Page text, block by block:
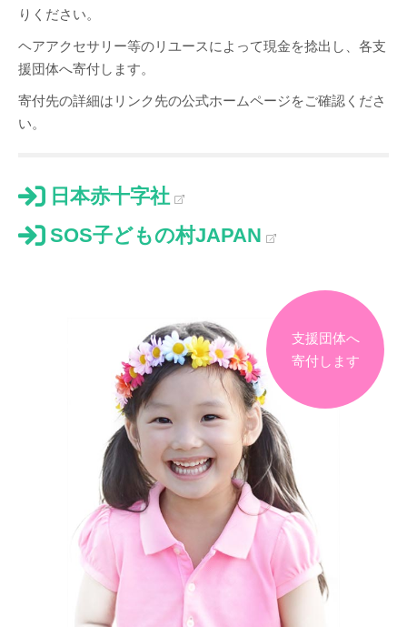
りください。
ヘアアクセサリー等のリユースによって現金を捻出し、各支
援団体へ寄付します。
寄付先の詳細はリンク先の公式ホームページをご確認くださ
い。
日本赤十字社
SOS子どもの村JAPAN
支援団体へ
寄付します